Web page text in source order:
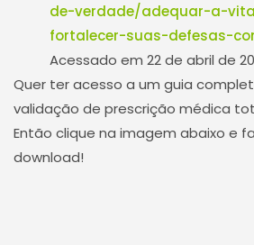
de-verdade/adequar-a-
fortalecer-suas-defesas-
Acessado em 22 de abril de
Quer ter acesso a um guia
validação de prescrição médica
Então clique na imagem abaixo e
download!